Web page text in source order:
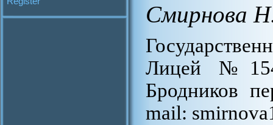
Смирнова
Лицей
Бродников
mail: